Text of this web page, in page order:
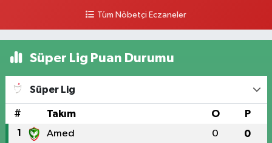
Tüm Nöbetçi Eczaneler
Süper Lig Puan Durumu
Süper Lig
# Takım O P
1 Amed 0 0